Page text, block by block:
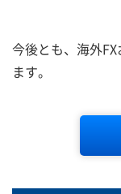
今後とも、海外
ます。